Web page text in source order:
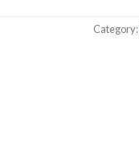
Category: